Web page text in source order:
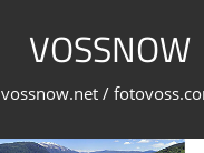
VOSSNOW
vossnow.net /